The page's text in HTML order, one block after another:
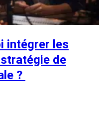
intégrer les
de
?